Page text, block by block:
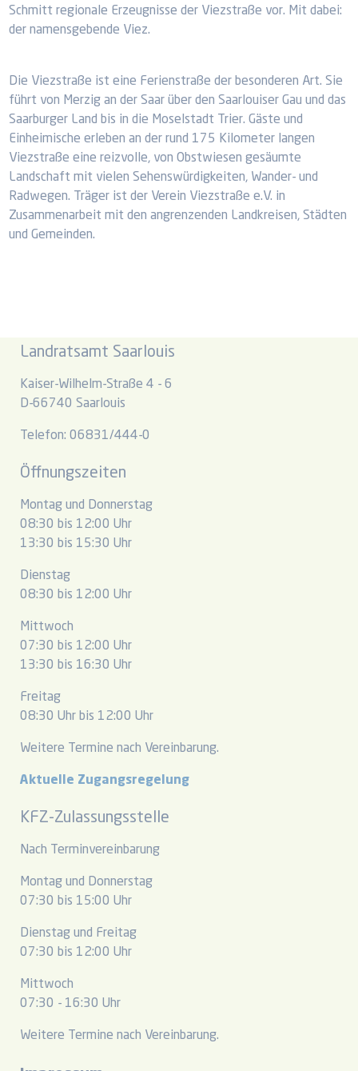
Schmitt regionale Erzeugnisse der Viezstraße vor. Mit dabei:
der namensgebende Viez.
Die Viezstraße ist eine Ferienstraße der besonderen Art. Sie
führt von Merzig an der Saar über den Saarlouiser Gau und das
Saarburger Land bis in die Moselstadt Trier. Gäste und
Einheimische erleben an der rund 175 Kilometer langen
Viezstraße eine reizvolle, von Obstwiesen gesäumte
Landschaft mit vielen Sehenswürdigkeiten, Wander- und
Radwegen. Träger ist der Verein Viezstraße e.V. in
Zusammenarbeit mit den angrenzenden Landkreisen, Städten
und Gemeinden.
Landratsamt Saarlouis
Kaiser-Wilhelm-Straße 4 - 6
D-66740 Saarlouis
Telefon: 06831/444-0
Öffnungszeiten
Montag und Donnerstag
08:30 bis 12:00 Uhr
13:30 bis 15:30 Uhr
Dienstag
08:30 bis 12:00 Uhr
Mittwoch
07:30 bis 12:00 Uhr
13:30 bis 16:30 Uhr
Freitag
08:30 Uhr bis 12:00 Uhr
Weitere Termine nach Vereinbarung.
Aktuelle Zugangsregelung
KFZ-Zulassungsstelle
Nach Terminvereinbarung
Montag und Donnerstag
07:30 bis 15:00 Uhr
Dienstag und Freitag
07:30 bis 12:00 Uhr
Mittwoch
07:30 - 16:30 Uhr
Weitere Termine nach Vereinbarung.